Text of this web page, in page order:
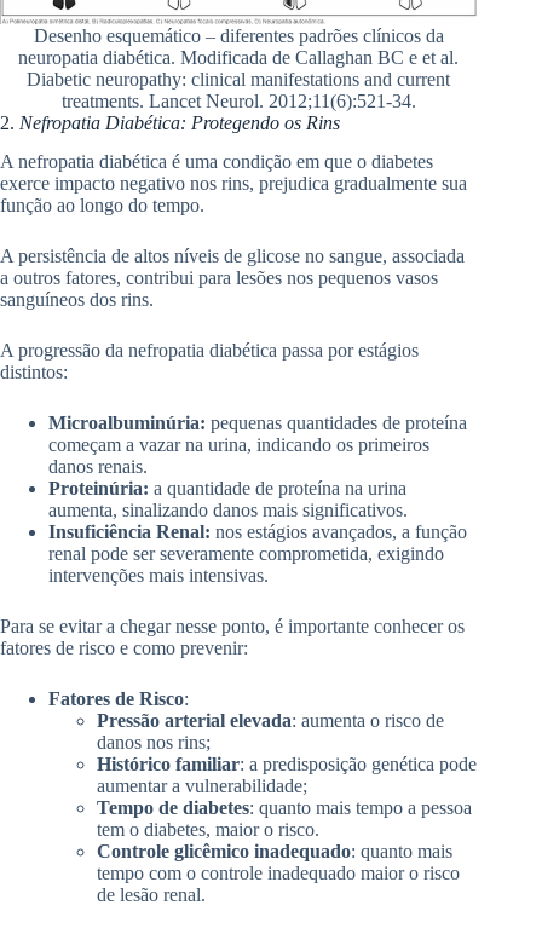
Desenho esquemático – diferentes padrões clínicos da
neuropatia diabética. Modificada de Callaghan BC e et al.
Diabetic neuropathy: clinical manifestations and current
treatments. Lancet Neurol. 2012;11(6):521-34.
2. Nefropatia Diabética: Protegendo os Rins
A nefropatia diabética é uma condição em que o diabetes
exerce impacto negativo nos rins, prejudica gradualmente sua
função ao longo do tempo.
A persistência de altos níveis de glicose no sangue, associada
a outros fatores, contribui para lesões nos pequenos vasos
sanguíneos dos rins.
A progressão da nefropatia diabética passa por estágios
distintos:
Microalbuminúria: pequenas quantidades de proteína
começam a vazar na urina, indicando os primeiros
danos renais.
Proteinúria: a quantidade de proteína na urina
aumenta, sinalizando danos mais significativos.
Insuficiência Renal: nos estágios avançados, a função
renal pode ser severamente comprometida, exigindo
intervenções mais intensivas.
Para se evitar a chegar nesse ponto, é importante conhecer os
fatores de risco e como prevenir:
Fatores de Risco:
Pressão arterial elevada: aumenta o risco de
danos nos rins;
Histórico familiar: a predisposição genética pode
aumentar a vulnerabilidade;
Tempo de diabetes: quanto mais tempo a pessoa
tem o diabetes, maior o risco.
Controle glicêmico inadequado: quanto mais
tempo com o controle inadequado maior o risco
de lesão renal.